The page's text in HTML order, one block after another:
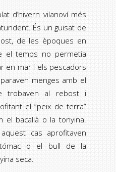
d’hivern vilanoví més
És un guisat de
de les èpoques en
el temps no permetia
en mar i els pescadors
menges amb el
trobaven al rebost i
el “peix de terra”
el bacallà o la tonyina.
cas aprofitaven
o el bull de la
seca.